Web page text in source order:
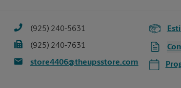
(925) 240-5631
(925) 240-7631
store4406@theupsstore.com